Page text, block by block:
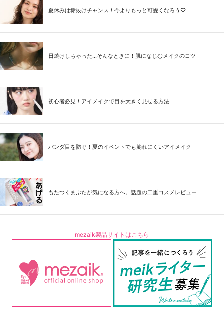
夏休みは垢抜けチャンス！今よりもっと可愛くなろう♡
日焼けしちゃった...そんなときに！肌になじむメイクのコツ
初心者必見！アイメイクで目を大きく見せる方法
パンダ目を防ぐ！夏のイベントでも崩れにくいアイメイク
もたつくまぶたが気になる方へ。話題の二重コスメレビュー
mezaik製品サイトはこちら